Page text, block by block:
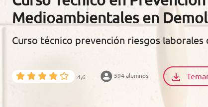
CONOCE EUROINNOVA
BECAS Y
RECURSOS
Maestría
Diplomados
Certificados de
Profesionalidad
Medioambientales en
Curso técnico prevención riesgos
4,6 594 alumnos